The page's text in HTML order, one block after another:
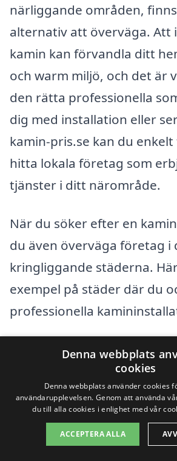
närliggande områden,
alternativ att överväga. Att
kamin kan förvandla ditt
och warm miljö, och det är
den rätta professionella
dig med installation eller
kamin-pris.se kan du
hitta lokala företag som
tjänster i ditt närområde.
När du söker efter en
du även överväga företag i
kringliggande städerna.
exempel på städer där du
professionella
Enköping
Viksjö
Jakobsberg
Märsta
Denna webbplats
cookies
Denna webbplats använder cookies
användarupplevelsen. Genom att använda
du till alla cookies i enlighet med vår
ACCEPTERA ALLA